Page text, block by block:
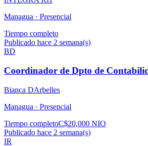
Managua · Presencial
Tiempo completo
Publicado hace 2 semana(s)
BD
Coordinador de Dpto de
Bianca DArbelles
Managua · Presencial
Tiempo completoC$20,000 NIO
Publicado hace 2 semana(s)
IR